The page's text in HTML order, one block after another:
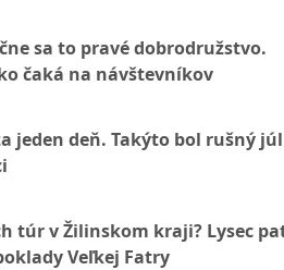
sa to pravé dobrodružstvo.
čaká na návštevníkov
jeden deň. Takýto bol rušný
túr v Žilinskom kraji? Lysec
Veľkej Fatry